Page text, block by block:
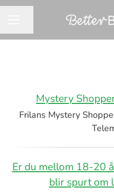
Mystery
Frilans Mystery
Er du mellom 18-20
blir spurt om